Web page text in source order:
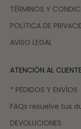
TÉRMINOS Y
POLÍTICA DE
AVISO LEGAL
ATENCIÓN AL CLIENTE
* PEDIDOS Y ENVÍOS
FAQs resuelve tus
DEVOLUCIONES